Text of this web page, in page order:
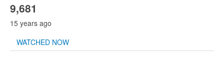
9,681
15 years ago
WATCHED NOW